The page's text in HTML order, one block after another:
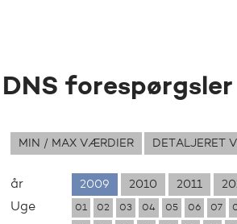
DNS forespørgsler
MIN / MAX VÆRDIER DETALJERET
år 2009 2010 2011
Uge 01 02 03 04 05 06 07